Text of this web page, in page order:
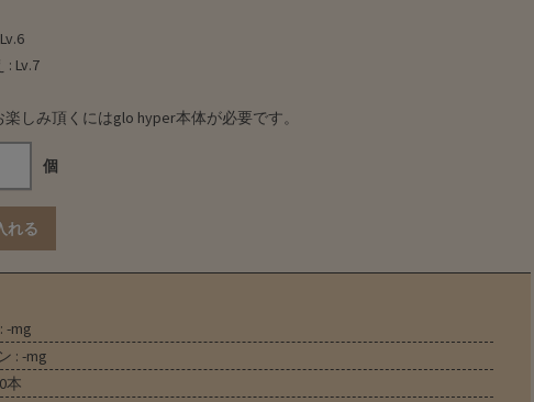
: Lv.7
しみ頂くにはglo hyper本体が必要です。
個
-mg
: -mg
本